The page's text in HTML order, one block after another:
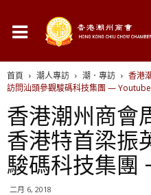
首頁 潮人專訪 潮．專訪
香港
訪問汕頭參觀駿碼科技集團 — Youtube
香港潮州商會
香港特首梁振
駿碼科技集團
二月 6, 2018